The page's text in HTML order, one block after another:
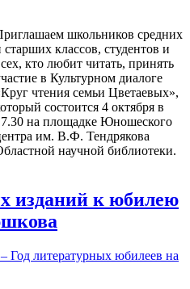
школьников средних
старших классов, студентов и
кто любит читать, принять
в Культурном диалоге
чтения семьи Цветаевых»,
состоится 4 октября в
на площадке Юношеского
им. В.Ф. Тендрякова
научной библиотеки.
изданий к юбилею
Год литературных юбилеев на